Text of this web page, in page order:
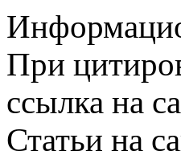
При
ссылка на
Статьи на